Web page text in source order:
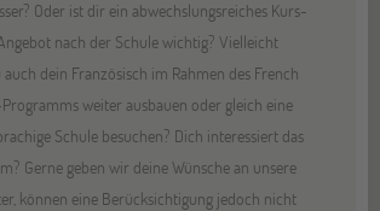
Oder ist dir ein abwechslungsreiches Kurs-
nach der Schule wichtig? Vielleicht
dein Französisch im Rahmen des French
weiter ausbauen oder gleich eine
Schule besuchen? Dich interessiert das
Gerne geben wir deine Wünsche an unsere
können eine Berücksichtigung jedoch nicht